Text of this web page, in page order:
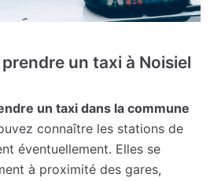
un taxi à Noisiel
un taxi dans la commune
connaître les stations de
éventuellement. Elles se
à proximité des gares,